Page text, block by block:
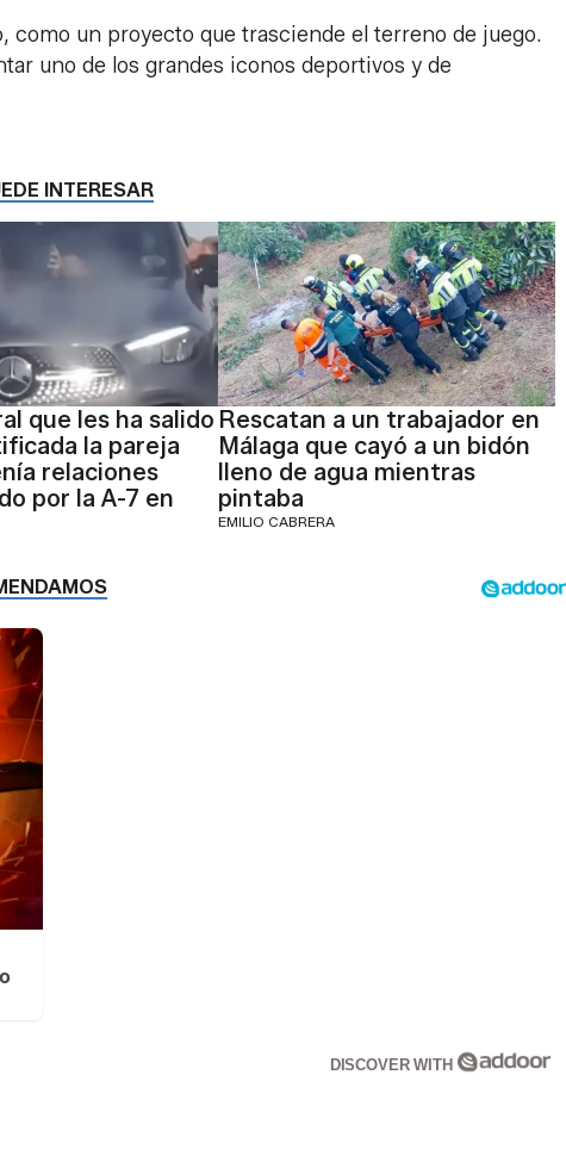
como un proyecto que trasciende el terreno de juego.
uno de los grandes iconos deportivos y de
INTERESAR
que les ha salido
la pareja
relaciones
por la A-7 en
Rescatan a un trabajador en
Málaga que cayó a un bidón
lleno de agua mientras
pintaba
EMILIO CABRERA
DISCOVER WITH